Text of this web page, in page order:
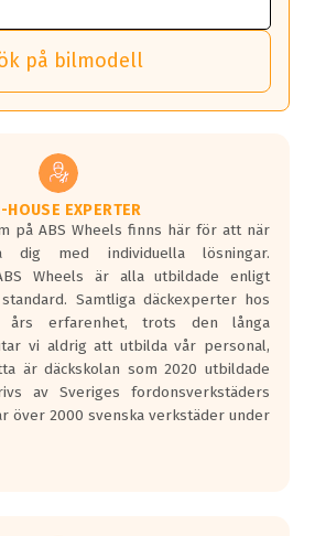
pengar.
diameter / Bultmönster.
mutter är av storlek (17mm hylsa
ditt registreringsnummer kan vi matcha
passar till 100%
hjulet och skickar signaler om lufttryck
instrumentpanel.
att ha koll på att dina däck håller rätt
tryck i något däck varnar TPMS dig
förare alltid ska ha koll på lufttrycket i
fälgar är kompatibla med TPMS
på bilmodell
HOUSE EXPERTER
på ABS Wheels finns här för att när
med individuella lösningar.
Wheels är alla utbildade enligt
Samtliga däckexperter hos
erfarenhet, trots den långa
vi aldrig att utbilda vår personal,
är däckskolan som 2020 utbildade
av Sveriges fordonsverkstäders
över 2000 svenska verkstäder under